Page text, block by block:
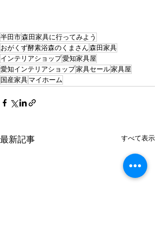
半田市森田家具に行ってみよう
おがくず酵素浴森のくまさん森田家具
インテリアショップ愛知家具屋
愛知インテリアショップ家具セール家具屋
国産家具マイホーム
最新記事 すべて表示